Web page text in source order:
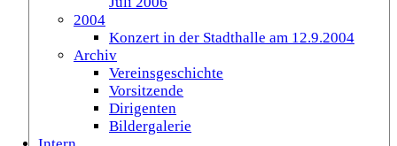
2004
Konzert in der Stadthalle am 12.9.2004
Archiv
Vereinsgeschichte
Vorsitzende
Dirigenten
Bildergalerie